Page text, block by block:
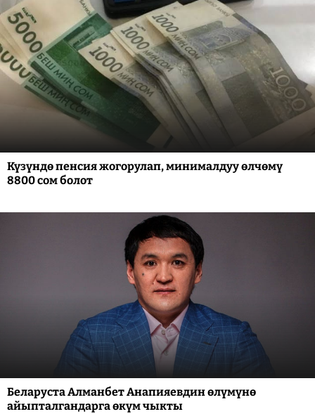
Күзүндө пенсия жогорулап, минималдуу өлчөмү
8800 сом болот
Беларуста Алманбет Анапияевдин өлүмүнө
айыпталгандарга өкүм чыкты